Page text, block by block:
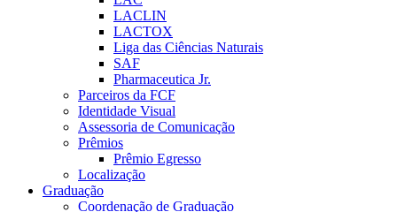
LACLIN
LACTOX
Liga das Ciências Naturais
SAF
Pharmaceutica Jr.
Parceiros da FCF
Identidade Visual
Assessoria de Comunicação
Prêmios
Prêmio Egresso
Localização
Graduação
Coordenação de Graduação